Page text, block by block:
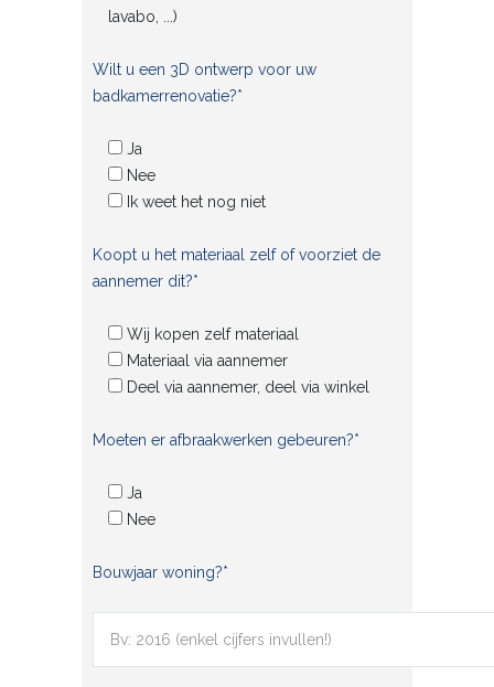
lavabo, ...)
Wilt u een 3D ontwerp voor uw
badkamerrenovatie?*
Ja
Nee
Ik weet het nog niet
Koopt u het materiaal zelf of voorziet de
aannemer dit?*
Wij kopen zelf materiaal
Materiaal via aannemer
Deel via aannemer, deel via winkel
Moeten er afbraakwerken gebeuren?*
Ja
Nee
Bouwjaar woning?*